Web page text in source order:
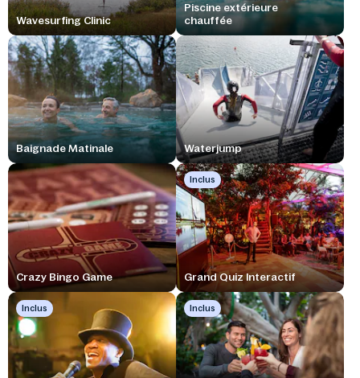
Wavesurfing Clinic
Piscine extérieure
chauffée
Baignade Matinale Waterjump
Crazy Bingo Game
Inclus
Grand Quiz Interactif
Inclus Inclus